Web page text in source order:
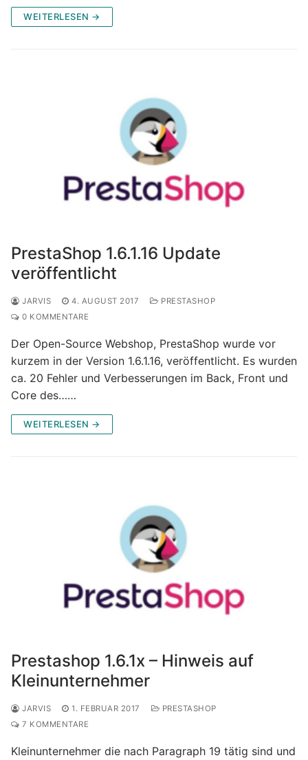
WEITERLESEN →
PrestaShop 1.6.1.16 Update
veröffentlicht
JARVIS 4. AUGUST 2017
PRESTASHOP
0 KOMMENTARE
Der Open-Source Webshop, PrestaShop wurde vor
kurzem in der Version 1.6.1.16, veröffentlicht. Es wurden
ca. 20 Fehler und Verbesserungen im Back, Front und
Core des……
WEITERLESEN →
Prestashop 1.6.1x – Hinweis auf
Kleinunternehmer
JARVIS 1. FEBRUAR 2017
PRESTASHOP
7 KOMMENTARE
Kleinunternehmer die nach Paragraph 19 tätig sind und